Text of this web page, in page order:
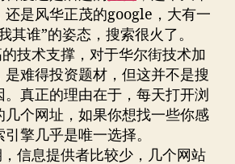
还是风华正茂的google，大有一
其谁”的姿态，搜索很火了。
技术支撑，对于华尔街技术加
难得投资题材，但这并不是搜
真正的理由在于，每天打开浏
几个网址，如果你想找一些你感
擎几乎是唯一选择。
信息提供者比较少，几个网站